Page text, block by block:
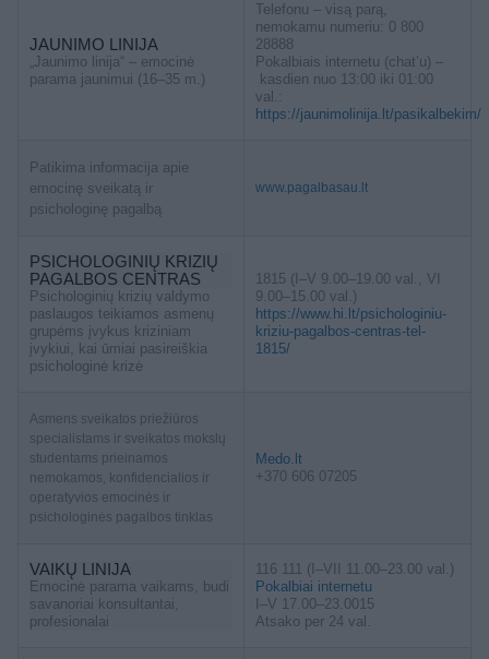
JAUNIMO LINIJA
„Jaunimo linija“ – emocinė
parama jaunimui (16–35 m.)
Telefonu – visą parą,
nemokamu numeriu: 0 800
28888
Pokalbiais internetu (chat’u) –
kasdien nuo 13:00 iki 01:00
val.:
https://jaunimolinija.lt/pasikalbekim/
Patikima informacija apie
emocinę sveikatą ir
psichologinę pagalbą
www.pagalbasau.lt
PSICHOLOGINIŲ KRIZIŲ
PAGALBOS CENTRAS
Psichologinių krizių valdymo
paslaugos teikiamos asmenų
grupėms įvykus kriziniam
įvykiui, kai ūmiai pasireiškia
psichologinė krizė
1815 (I–V 9.00–19.00 val., VI
9.00–15.00 val.)
https://www.hi.lt/psichologiniu-
kriziu-pagalbos-centras-tel-
1815/
Asmens sveikatos priežiūros
specialistams ir sveikatos mokslų
studentams prieinamos
nemokamos, konfidencialios ir
operatyvios emocinės ir
psichologinės pagalbos tinklas
Medo.lt
+370 606 07205
VAIKŲ LINIJA
Emocinė parama vaikams, budi
savanoriai konsultantai,
profesionalai
116 111 (I–VII 11.00–23.00 val.)
Pokalbiai internetu
I–V 17.00–23.0015
Atsako per 24 val.